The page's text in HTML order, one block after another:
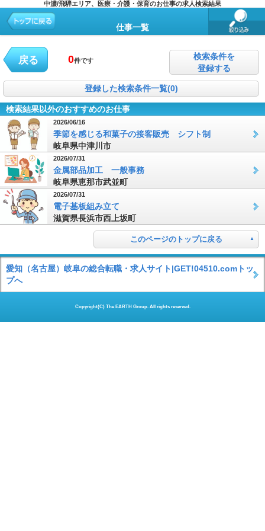
中濃/飛騨エリア、医療・介護・保育のお仕事の求人検索結果
仕事一覧
戻る 0件です
検索条件を
登録する
登録した検索条件一覧(0)
検索結果以外のおすすめのお仕事
2026/06/16
季節を感じる和菓子の接客販売 シフト制
岐阜県中津川市
2026/07/31
金属部品加工 一般事務
岐阜県恵那市武並町
2026/07/31
電子基板組み立て
滋賀県長浜市西上坂町
このページのトップに戻る
愛知（名古屋）岐阜の総合転職・求人サイト|GET!04510.comトッ
プへ
Copyright(C) The EARTH Group. All rights reserved.